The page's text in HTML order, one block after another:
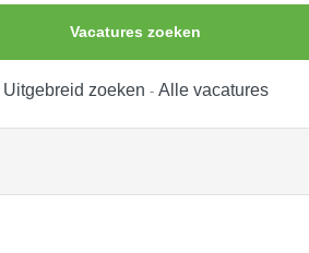
Vacatures zoeken
Uitgebreid zoeken - Alle vacatures